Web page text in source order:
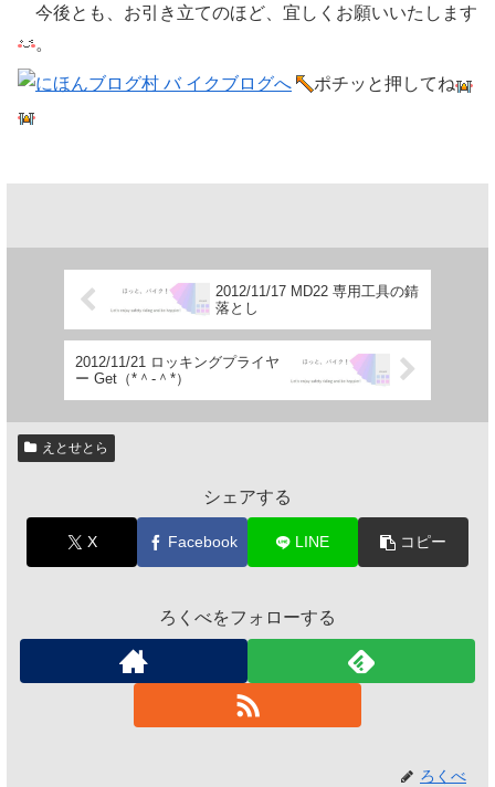
今後とも、お引き立てのほど、宜しくお願いいたします
。
ポチッと押してね
2012/11/17 MD22 専用工具の錆
落とし
2012/11/21 ロッキングプライヤ
ー Get（*＾-＾*）
えとせとら
シェアする
X Facebook LINE コピー
ろくべをフォローする
ろくべ